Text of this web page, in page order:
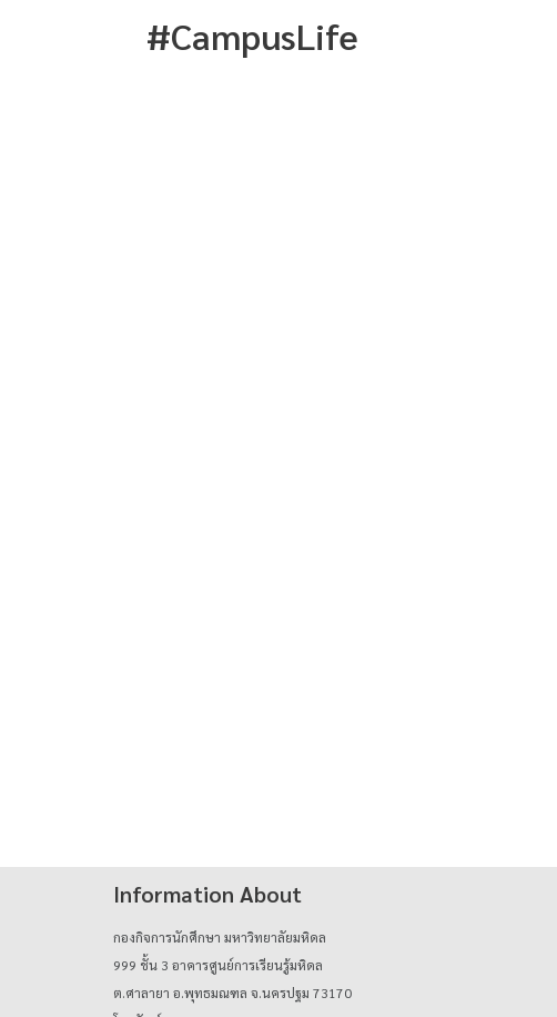
#CampusLife
Information About
กองกิจการนักศึกษา มหาวิทยาลัยมหิดล
999 ชั้น 3 อาคารศูนย์การเรียนรู้มหิดล
ต.ศาลายา อ.พุทธมณฑล จ.นครปฐม 73170